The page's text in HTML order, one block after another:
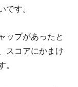
す。
ップがあったと
スコアにかまけ